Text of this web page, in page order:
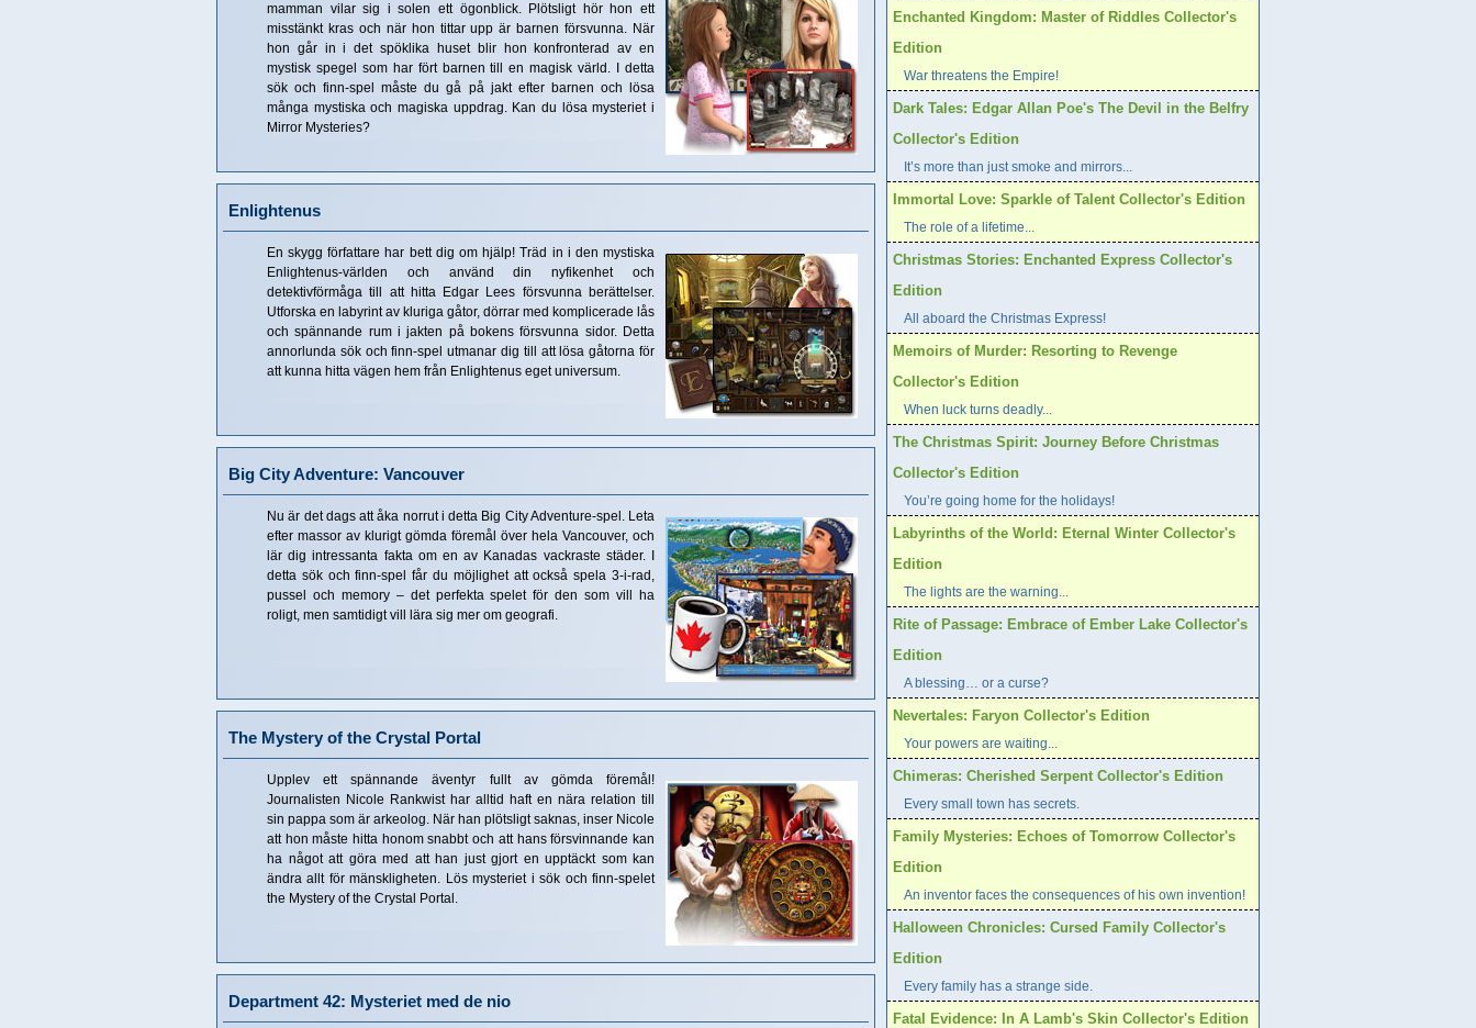
mamman vilar sig i solen ett ögonblick. Plötsligt hör hon ett
misstänkt kras och när hon tittar upp är barnen försvunna. När
hon går in i det spöklika huset blir hon konfronterad av en
mystisk spegel som har fört barnen till en magisk värld. I detta
sök och finn-spel måste du gå på jakt efter barnen och lösa
många mystiska och magiska uppdrag. Kan du lösa mysteriet i
Mirror Mysteries?
Enlightenus
En skygg författare har bett dig om hjälp! Träd in i den mystiska
Enlightenus-världen och använd din nyfikenhet och
detektivförmåga till att hitta Edgar Lees försvunna berättelser.
Utforska en labyrint av kluriga gåtor, dörrar med komplicerade lås
och spännande rum i jakten på bokens försvunna sidor. Detta
annorlunda sök och finn-spel utmanar dig till att lösa gåtorna för
att kunna hitta vägen hem från Enlightenus eget universum.
Big City Adventure: Vancouver
Nu är det dags att åka norrut i detta Big City Adventure-spel. Leta
efter massor av klurigt gömda föremål över hela Vancouver, och
lär dig intressanta fakta om en av Kanadas vackraste städer. I
detta sök och finn-spel får du möjlighet att också spela 3-i-rad,
pussel och memory – det perfekta spelet för den som vill ha
roligt, men samtidigt vill lära sig mer om geografi.
The Mystery of the Crystal Portal
Upplev ett spännande äventyr fullt av gömda föremål!
Journalisten Nicole Rankwist har alltid haft en nära relation till
sin pappa som är arkeolog. När han plötsligt saknas, inser Nicole
att hon måste hitta honom snabbt och att hans försvinnande kan
ha något att göra med att han just gjort en upptäckt som kan
ändra allt för mänskligheten. Lös mysteriet i sök och finn-spelet
the Mystery of the Crystal Portal.
Department 42: Mysteriet med de nio
Enchanted Kingdom: Master of Riddles Collector's
Edition
War threatens the Empire!
Dark Tales: Edgar Allan Poe's The Devil in the Belfry
Collector's Edition
It’s more than just smoke and mirrors...
Immortal Love: Sparkle of Talent Collector's Edition
The role of a lifetime...
Christmas Stories: Enchanted Express Collector's
Edition
All aboard the Christmas Express!
Memoirs of Murder: Resorting to Revenge
Collector's Edition
When luck turns deadly...
The Christmas Spirit: Journey Before Christmas
Collector's Edition
You’re going home for the holidays!
Labyrinths of the World: Eternal Winter Collector's
Edition
The lights are the warning...
Rite of Passage: Embrace of Ember Lake Collector's
Edition
A blessing… or a curse?
Nevertales: Faryon Collector's Edition
Your powers are waiting...
Chimeras: Cherished Serpent Collector's Edition
Every small town has secrets.
Family Mysteries: Echoes of Tomorrow Collector's
Edition
An inventor faces the consequences of his own invention!
Halloween Chronicles: Cursed Family Collector's
Edition
Every family has a strange side.
Fatal Evidence: In A Lamb's Skin Collector's Edition